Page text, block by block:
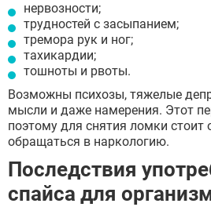
нервозности;
трудностей с засыпанием;
тремора рук и ног;
тахикардии;
тошноты и рвоты.
Возможны психозы, тяжелые
мысли и даже намерения. Этот
поэтому для снятия ломки стоит
обращаться в наркологию.
Последствия
спайса для